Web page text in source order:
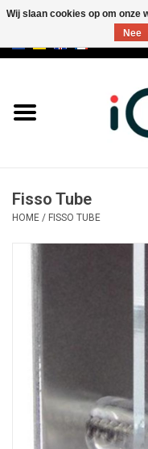
Merken
Bel ons op +32 3 353 67 63
Fisso Tube
HOME / FISSO TUBE
Wij slaan cookies op om onze
Nee